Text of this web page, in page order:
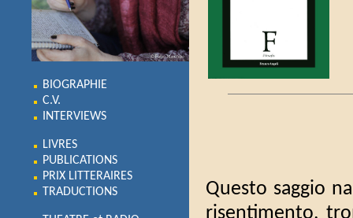
BIOGRAPHIE
C.V.
INTERVIEWS
LIVRES
PUBLICATIONS
PRIX LITTERAIRES
TRADUCTIONS
Questo saggio
risentimento,